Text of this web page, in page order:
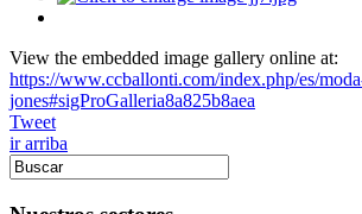
View the embedded image gallery online at:
https://www.ccballonti.com/index.php/es/
jones#sigProGalleria8a825b8aea
Tweet
ir arriba